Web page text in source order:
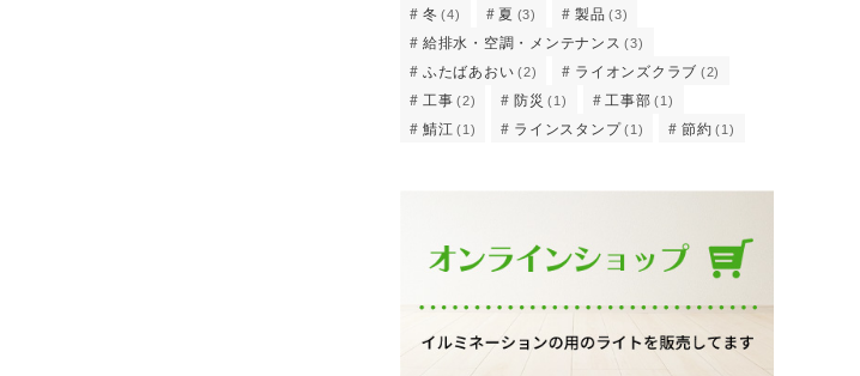
冬 (4) 夏 (3) 製品 (3)
給排水・空調・メンテナンス (3)
ふたばあおい (2) ライオンズクラブ (2)
工事 (2) 防災 (1) 工事部 (1)
鯖江 (1) ラインスタンプ (1) 節約 (1)